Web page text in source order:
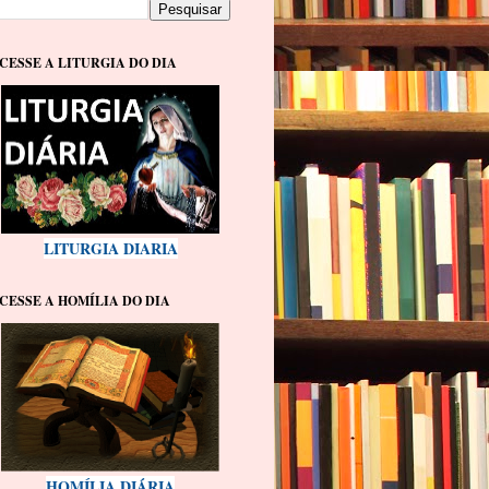
A LITURGIA DO DIA
LITURGIA DIARIA
A HOMÍLIA DO DIA